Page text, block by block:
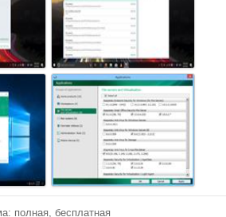
полная, бесплатная